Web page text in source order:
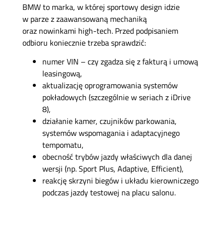
BMW to marka, w której sportowy design idzie
w parze z zaawansowaną mechaniką
oraz nowinkami high-tech. Przed podpisaniem
odbioru koniecznie trzeba sprawdzić:
numer VIN – czy zgadza się z fakturą i umową
leasingową,
aktualizację oprogramowania systemów
pokładowych (szczególnie w seriach z iDrive
8),
działanie kamer, czujników parkowania,
systemów wspomagania i adaptacyjnego
tempomatu,
obecność trybów jazdy właściwych dla danej
wersji (np. Sport Plus, Adaptive, Efficient),
reakcję skrzyni biegów i układu kierowniczego
podczas jazdy testowej na placu salonu.